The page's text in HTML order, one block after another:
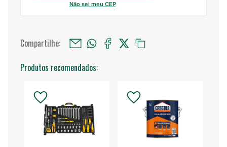
Não sei meu CEP
Compartilhe:
Produtos recomendados: